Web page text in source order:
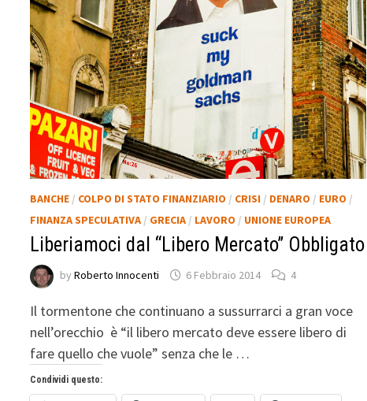
BANCHE / COLPO DI STATO FINANZIARIO / CRISI / DENARO / EURO /
FINANZA SPECULATIVA / GRECIA / LAVORO / UNIONE EUROPEA
Liberiamoci dal “Libero Mercato” Obbligato
byRoberto Innocenti 6 Febbraio 2014 4
Il tormentone che continuano a sussurrarci a gran voce
nell’orecchio è “il libero mercato deve essere libero di
fare quello che vuole” senza che le …
Condividi questo: